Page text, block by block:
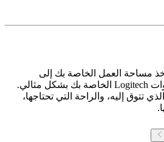
مساحة العمل الخاصة بك إلى
المستوى التالي، ويكمل أدوات Logitech الخاصة بك بشكل مثالي.
تتوق إليه، والراحة التي تحتاجها،